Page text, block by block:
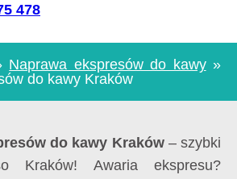
478
Naprawa ekspresów do kawy»
do kawy Kraków
do kawy Kraków– szybki
Kraków! Awaria ekspresu?